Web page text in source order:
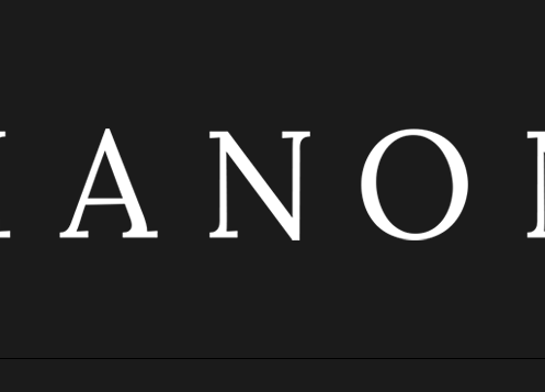
CO POTŘEBUJETE NAJÍT?
HLEDAT